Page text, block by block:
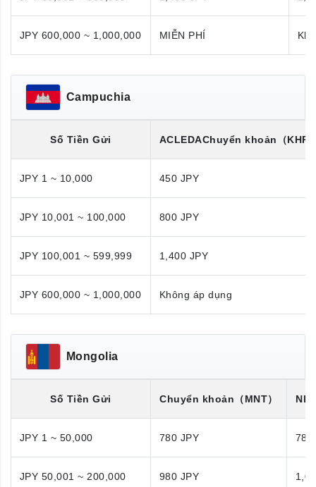
JPY 600,000 ~ 1,000,000 MIỄN PHÍ
Campuchia
Số Tiền Gửi ACLEDAChuyển khoản （
JPY 1 ~ 10,000 450 JPY
JPY 10,001 ~ 100,000 800 JPY
JPY 100,001 ~ 599,999 1,400 JPY
JPY 600,000 ~ 1,000,000 Không áp dụng
Mongolia
Số Tiền Gửi Chuyển khoản （MNT）
JPY 1 ~ 50,000 780 JPY 780
JPY 50,001 ~ 200,000 980 JPY